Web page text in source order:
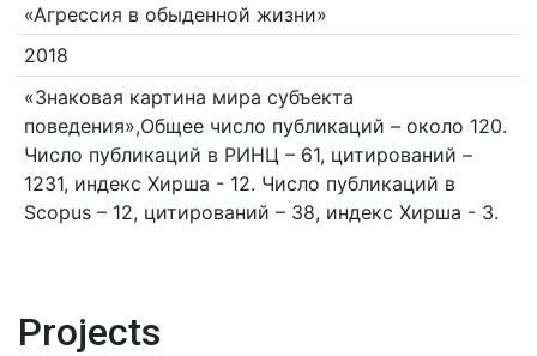
«Агрессия в обыденной жизни»
2018
«Знаковая картина мира субъекта
поведения»,Общее число публикаций – около 120.
Число публикаций в РИНЦ – 61, цитирований –
1231, индекс Хирша - 12. Число публикаций в
Scopus – 12, цитирований – 38, индекс Хирша - 3.
Projects